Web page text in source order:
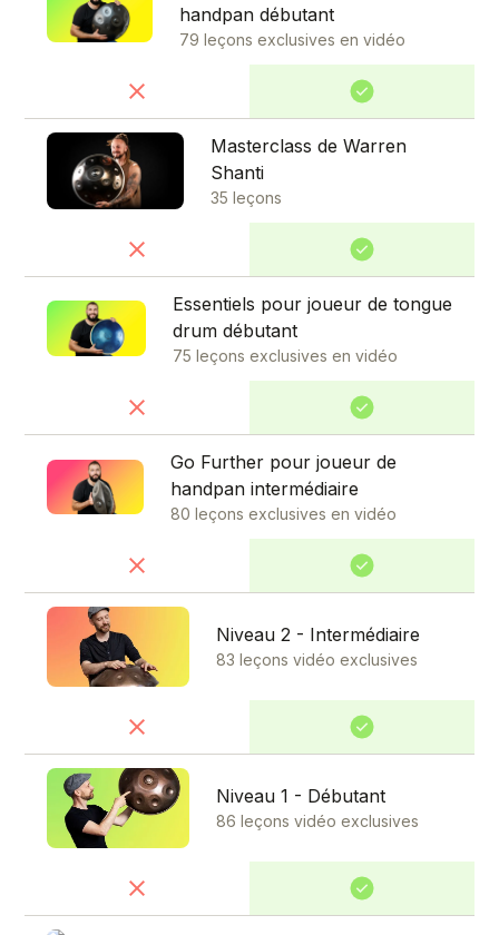
handpan débutant
79 leçons exclusives en vidéo
Masterclass de Warren
Shanti
35 leçons
Essentiels pour joueur de tongue
drum débutant
75 leçons exclusives en vidéo
Go Further pour joueur de
handpan intermédiaire
80 leçons exclusives en vidéo
Niveau 2 - Intermédiaire
83 leçons vidéo exclusives
Niveau 1 - Débutant
86 leçons vidéo exclusives